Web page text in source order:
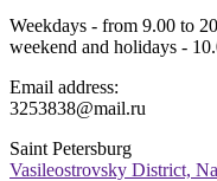
Weekdays - from 9.00 to
weekend and holidays -
Email address:
3253838@mail.ru
Saint Petersburg
Vasileostrovsky District,